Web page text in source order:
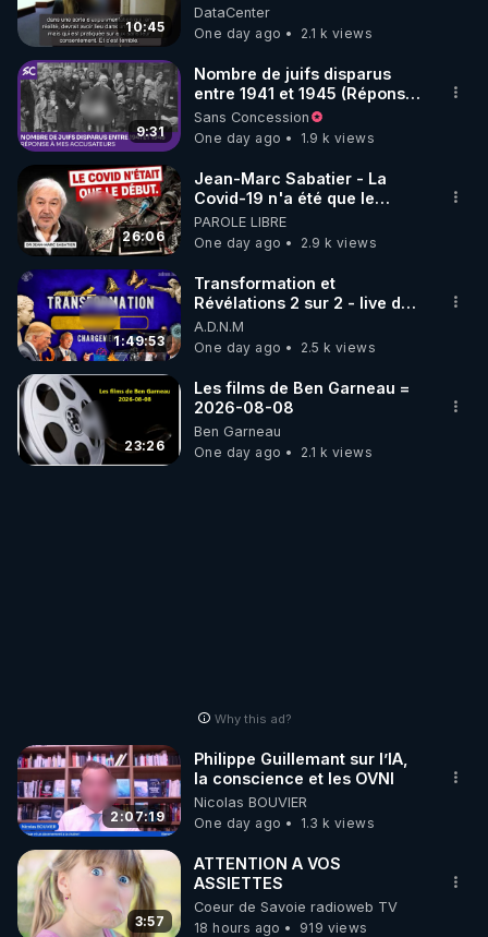
10:45
DataCenter
One day ago
2.1 k views
9:31
Nombre de juifs disparus
entre 1941 et 1945 (Réponse
à mes accusateurs)
Sans Concession
One day ago
1.9 k views
26:06
Jean-Marc Sabatier - La
Covid-19 n'a été que le
début - L'ARNm & l'ARNm-aa
jusqu où auront-t-il ?
PAROLE LIBRE
One day ago
2.9 k views
1:49:53
Transformation et
Révélations 2 sur 2 - live du
07/08/26
A.D.N.M
One day ago
2.5 k views
23:26
Les films de Ben Garneau =
2026-08-08
Ben Garneau
One day ago
2.1 k views
Why this ad?
2:07:19
Philippe Guillemant sur l’IA,
la conscience et les OVNI
Nicolas BOUVIER
One day ago
1.3 k views
3:57
ATTENTION A VOS
ASSIETTES
Coeur de Savoie radioweb TV
18 hours ago
919 views